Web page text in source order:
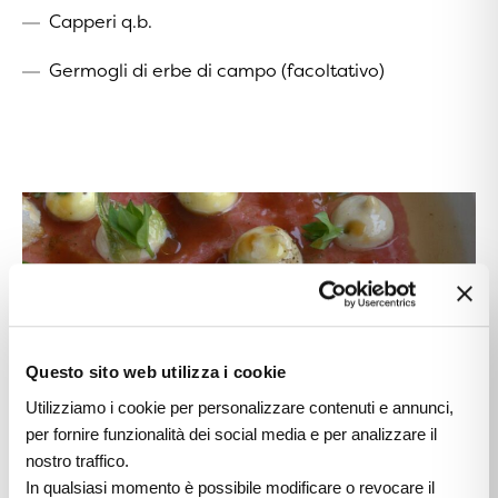
Questo sito web utilizza i cookie
Utilizziamo i cookie per personalizzare contenuti e annunci,
per fornire funzionalità dei social media e per analizzare il
nostro traffico.
In qualsiasi momento è possibile modificare o revocare il
Capperi q.b.
Germogli di erbe di campo (facoltativo)